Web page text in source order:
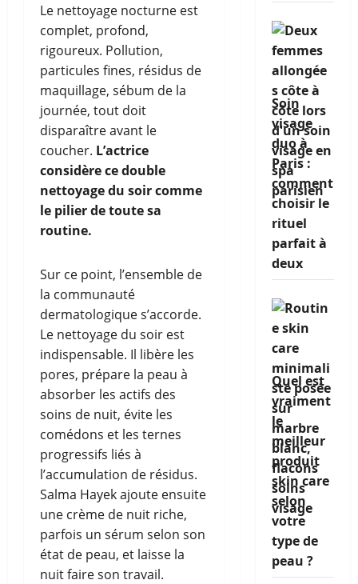
Le nettoyage nocturne est
complet, profond,
rigoureux. Pollution,
particules fines, résidus de
maquillage, sébum de la
journée, tout doit
disparaître avant le
coucher. L’actrice
considère ce double
nettoyage du soir comme
le pilier de toute sa
routine.
Sur ce point, l’ensemble de
la communauté
dermatologique s’accorde.
Le nettoyage du soir est
indispensable. Il libère les
pores, prépare la peau à
absorber les actifs des
soins de nuit, évite les
comédons et les ternes
progressifs liés à
l’accumulation de résidus.
Salma Hayek ajoute ensuite
une crème de nuit riche,
parfois un sérum selon son
état de peau, et laisse la
nuit faire son travail.
Soin
visage
duo à
Paris :
comment
choisir le
rituel
parfait à
deux
Quel est
vraiment
le
meilleur
produit
skin care
selon
votre
type de
peau ?